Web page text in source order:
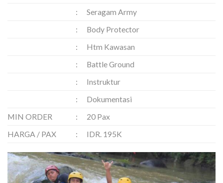
:
Seragam Army
:
Body Protector
:
Htm Kawasan
:
Battle Ground
:
Instruktur
:
Dokumentasi
MIN ORDER
:
20 Pax
HARGA / PAX
: IDR. 195K